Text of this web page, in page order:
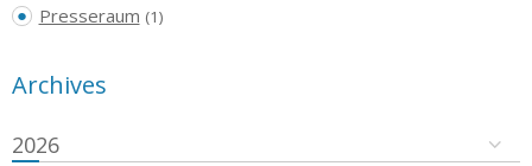
Presseraum (1)
Archives
2026